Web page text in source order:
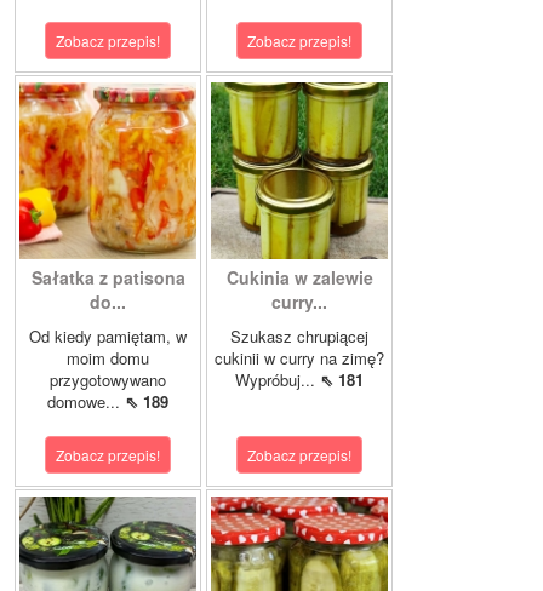
Zobacz przepis! Zobacz przepis!
Sałatka z patisona
do...
Od kiedy pamiętam, w
moim domu
przygotowywano
domowe... ⇖ 189
Zobacz przepis!
Cukinia w zalewie
curry...
Szukasz chrupiącej
cukinii w curry na zimę?
Wypróbuj... ⇖ 181
Zobacz przepis!